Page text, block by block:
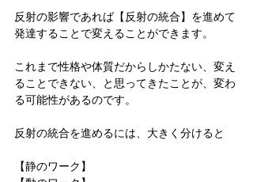
反射の影響であれば【反射の統合】を進めて
発達することで変えることができます。
これまで性格や体質だからしかたない、変え
ることできない、と思ってきたことが、変わ
る可能性があるのです。
反射の統合を進めるには、大きく分けると
【静のワーク】